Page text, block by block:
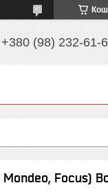
+380 (98) 232-61-
Focus)